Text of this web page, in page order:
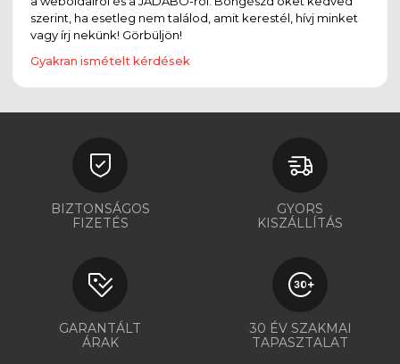
szerint, ha esetleg nem találod, amit kerestél, hívj minket
vagy írj nekünk! Görbüljön!
Gyakran ismételt kérdések
BIZTONSÁGOS
FIZETÉS
GYORS
KISZÁLLÍTÁS
GARANTÁLT
ÁRAK
30 ÉV SZAKMAI
TAPASZTALAT